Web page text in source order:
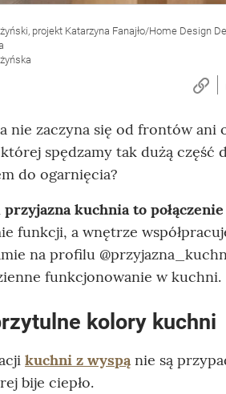
projekt Katarzyna Fanajło/Home Design
nie zaczyna się od frontów
spędzamy tak dużą część
do ogarnięcia?
przyjazna kuchnia to
funkcji, a wnętrze
na profilu
funkcjonowanie w kuchni.
kolory kuchni
kuchni z wyspąnie są
bije ciepło.